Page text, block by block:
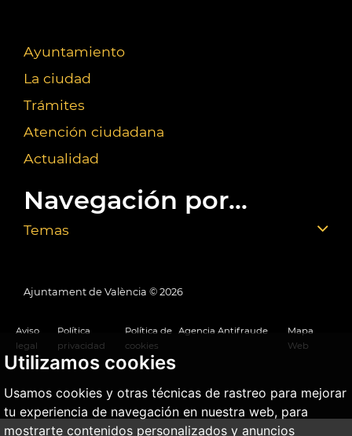
Utilizamos cookies
Usamos cookies y otras técnicas de rastreo para mejorar
tu experiencia de navegación en nuestra web, para
mostrarte contenidos personalizados y anuncios
Ayuntamiento
La ciudad
Trámites
Atención ciudadana
Actualidad
Navegación por...
Temas
Ajuntament de València © 2026
Aviso
legal
Política
privacidad
Política de
cookies
Agencia Antifraude
Mapa
Web